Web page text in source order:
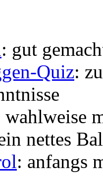
: gut
Quiz:
wahlweise
nettes
: anfangs